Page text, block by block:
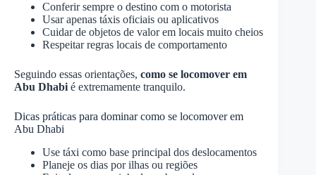
Conferir sempre o destino com o motorista
Usar apenas táxis oficiais ou aplicativos
Cuidar de objetos de valor em locais muito cheios
Respeitar regras locais de comportamento
Seguindo essas orientações, como se locomover em
Abu Dhabi é extremamente tranquilo.
Dicas práticas para dominar como se locomover em
Abu Dhabi
Use táxi como base principal dos deslocamentos
Planeje os dias por ilhas ou regiões